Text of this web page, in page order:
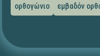
ορθογώνιο
εμβαδόν